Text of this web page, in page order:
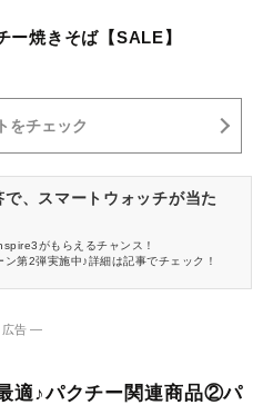
ー焼きそば【SALE】
をチェック
で、スマートウォッチが当た
がもらえるチャンス！
第2弾実施中♪詳細は記事でチェック！
告 ―
適♪パクチー関連商品②パ